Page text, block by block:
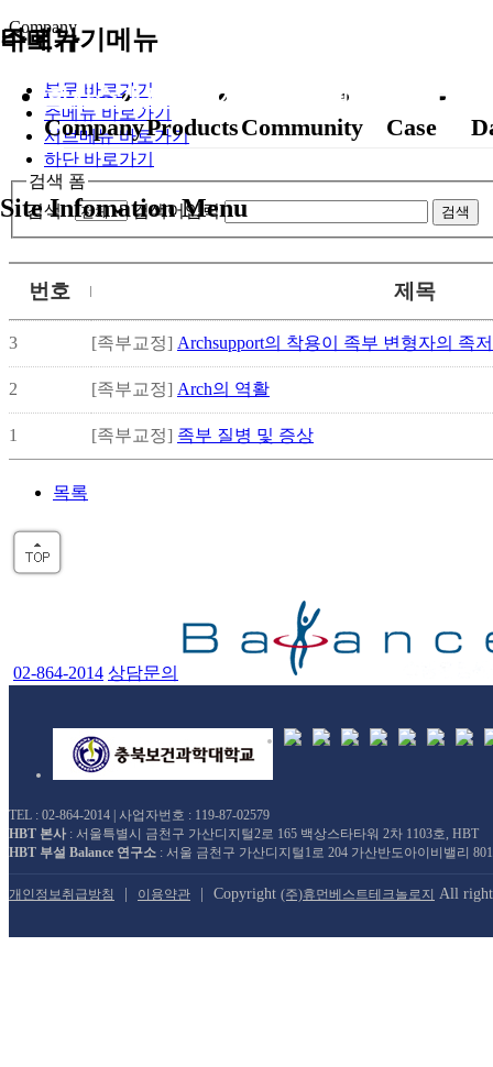
바로가기메뉴
본문 바로가기
주메뉴 바로가기
서브메뉴 바로가기
하단 바로가기
Site Infomation Menu
주메뉴
회사소개
Company
제품소개
Products
고객지원
Community
교정사례
Case
Company
검색 폼
검색
검색어입력 검색
번호 제목
3 [족부교정] Archsupport의 착용이 족부 변형자의 족
2 [족부교정] Arch의 역활
1 [족부교정] 족부 질병 및 증상
목록
02-864-2014 상담문의
TEL : 02-864-2014 | 사업자번호 : 119-87-02579
HBT 본사: 서울특별시 금천구 가산디지털2로 165 백상스타타워 2차 1103호, HBT
HBT 부설 Balance 연구소 : 서울 금천구 가산디지털1로 204 가산반도아이비밸리
개인정보취급방침 이용약관 Copyright (주)휴먼베스트테크놀로지 All right